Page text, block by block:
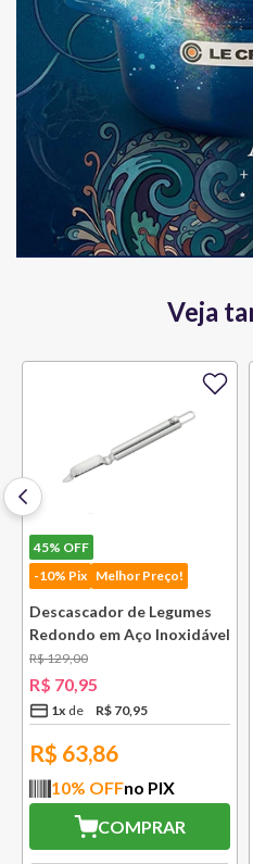
Veja
45% OFF
-10% Pix Melhor Preço!
Descascador de Legumes
Redondo em Aço Inoxidável
131 mm Bsf
R$129,00
R$ 70,95
1x R$ 70,95
R$ 63,86
10% OFFno PIX
COMPRAR